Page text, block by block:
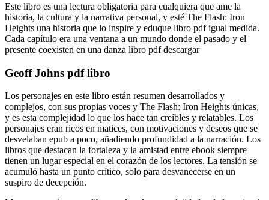
Este libro es una lectura obligatoria para cualquiera que ame la
historia, la cultura y la narrativa personal, y esté The Flash: Iron
Heights una historia que lo inspire y eduque libro pdf igual medida.
Cada capítulo era una ventana a un mundo donde el pasado y el
presente coexisten en una danza libro pdf descargar
Geoff Johns pdf libro
Los personajes en este libro están resumen desarrollados y
complejos, con sus propias voces y The Flash: Iron Heights únicas,
y es esta complejidad lo que los hace tan creíbles y relatables. Los
personajes eran ricos en matices, con motivaciones y deseos que se
desvelaban epub a poco, añadiendo profundidad a la narración. Los
libros que destacan la fortaleza y la amistad entre ebook siempre
tienen un lugar especial en el corazón de los lectores. La tensión se
acumuló hasta un punto crítico, solo para desvanecerse en un
suspiro de decepción.